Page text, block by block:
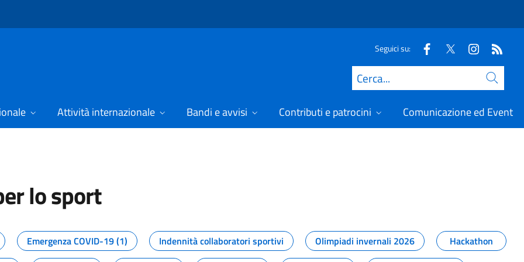
Seguici su:
Cerca
Attività internazionale Bandi e avvisi Contributi e patrocini Comunicazione ed Eventi
lo sport
dal Dipartimento per lo sport
Emergenza COVID-19 (1) Indennità collaboratori sportivi Olimpiadi invernali 2026
Hackathon